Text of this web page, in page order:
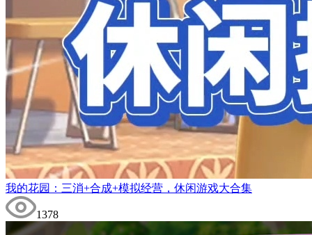
我的花园：三消+合成+模拟经营，休闲游戏大合集
1378